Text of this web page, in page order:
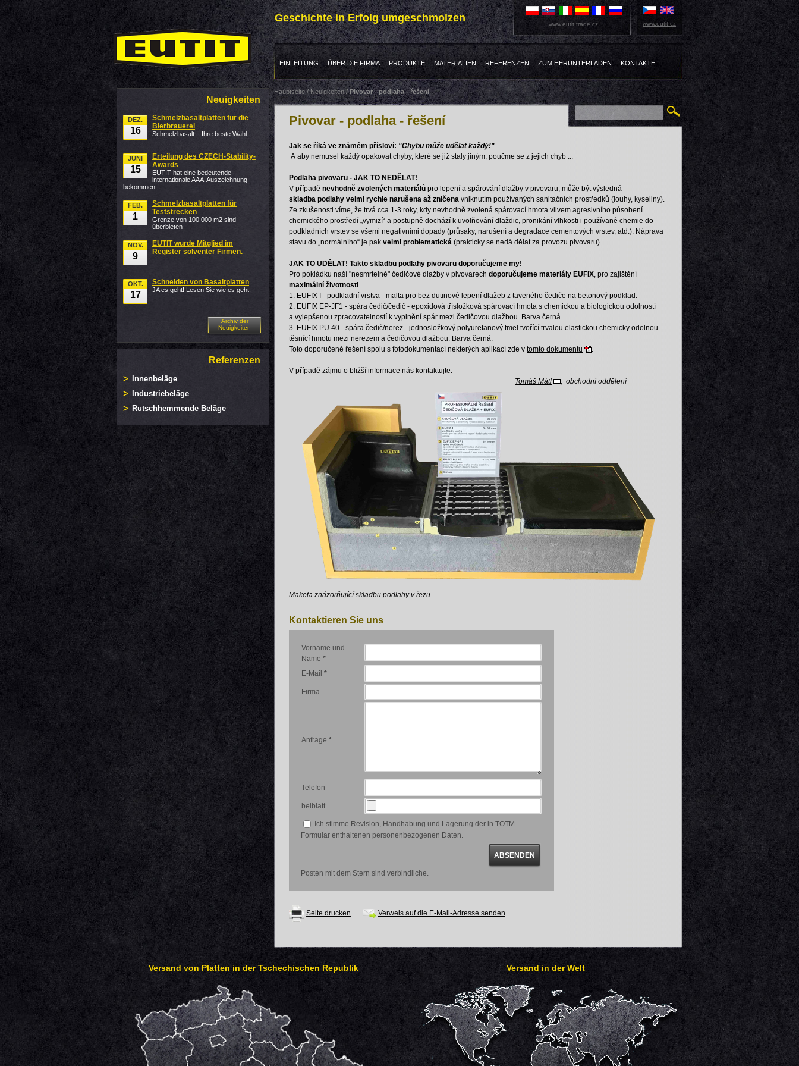
Geschichte in Erfolg umgeschmolzen
EINLEITUNG ÜBER DIE FIRMA PRODUKTE MATERIALIEN REFERENZEN ZUM HERUNTERLADEN KONTAKTE
www.eutit.trade.cz www.eutit.cz
Hauptseite/Neuigkeiten/Pivovar - podlaha - řešení
Pivovar - podlaha - řešení
Jak se říká ve známém přísloví: "Chybu může udělat každý!"
A aby nemusel každý opakovat chyby, které se již staly jiným, poučme se z jejich chyb ...
Podlaha pivovaru - JAK TO NEDĚLAT!
V případě nevhodně zvolených materiálů pro lepení a spárování dlažby v pivovaru, může být výsledná
skladba podlahy velmi rychle narušena až zničena vniknutím používaných sanitačních prostředků (louhy, kyseliny).
Ze zkušenosti víme, že trvá cca 1-3 roky, kdy nevhodně zvolená spárovací hmota vlivem agresivního púsobení
chemického prostředí „vymizí“ a postupně dochází k uvolňování dlaždic, pronikání vlhkosti i používané chemie do
podkladních vrstev se všemi negativními dopady (průsaky, narušení a degradace cementových vrstev, atd.). Náprava
stavu do „normálního“ je pak velmi problematická (prakticky se nedá dělat za provozu pivovaru).
JAK TO UDĚLAT! Takto skladbu podlahy pivovaru doporučujeme my!
Pro pokládku naší "nesmrtelné" čedičové dlažby v pivovarech doporučujeme materiály EUFIX , pro zajištění
maximální životnosti
1. EUFIX I - podkladní vrstva - malta pro bez dutinové lepení dlažeb z taveného čediče na betonový podklad.
2. EUFIX EP-JF1 - spára čedič/čedič - epoxidová třísložková spárovací hmota s chemickou a biologickou odolností
a vylepšenou zpracovatelností k vyplnění spár mezi čedičovou dlažbou. Barva černá.
3. EUFIX PU 40 - spára čedič/nerez - jednosložkový polyuretanový tmel tvořící trvalou elastickou chemicky odolnou
těsnící hmotu mezi nerezem a čedičovou dlažbou. Barva černá.
Toto doporučené řešení spolu s fotodokumentací nekterých aplikací zde v tomto dokumentu
V případě zájmu o bližší informace nás kontaktujte.
Tomáš Mátl
, obchodní oddělení
Maketa znázorňující skladbu podlahy v řezu
Kontaktieren Sie uns
Vorname und
Name *
E-Mail *
Firma
Anfrage *
Telefon
beiblatt
Ich stimme Revision, Handhabung und Lagerung der in TOTM
Formular enthaltenen personenbezogenen Daten.
Posten mit dem Stern sind verbindliche.
Seite drucken Verweis auf die E-Mail-Adresse senden
Neuigkeiten
DEZ.
16
Schmelzbasaltplatten für die
Bierbrauerei
Schmelzbasalt – Ihre beste Wahl
JUNI
15
Erteilung des CZECH-Stability-
Awards
EUTIT hat eine bedeutende
internationale AAA-Auszeichnung
bekommen
FEB.
1
Schmelzbasaltplatten für
Teststrecken
Grenze von 100 000 m2 sind
überbieten
NOV.
9
EUTIT wurde Mitglied im
Register solventer Firmen.
OKT.
17
Schneiden von Basaltplatten
JA es geht! Lesen Sie wie es geht.
Archiv der
Neuigkeiten
Referenzen
Innenbeläge
Industriebeläge
Rutschhemmende Beläge
Versand von Platten in der Tschechischen Republik Versand in der Welt